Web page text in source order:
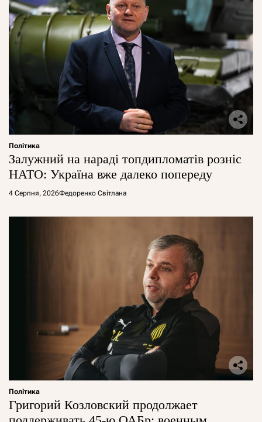
Політика
Залужний на нараді топдипломатів розніс
НАТО: Україна вже далеко попереду
4 Серпня, 2026Федоренко Світлана
Політика
Григорий Козловский продолжает